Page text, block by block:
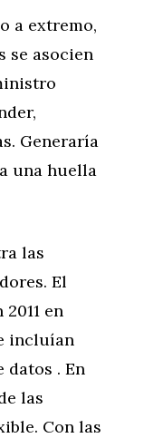
a extremo,
se asocien
Generaría
una huella
las
El
en
incluían
datos . En
las
Con las